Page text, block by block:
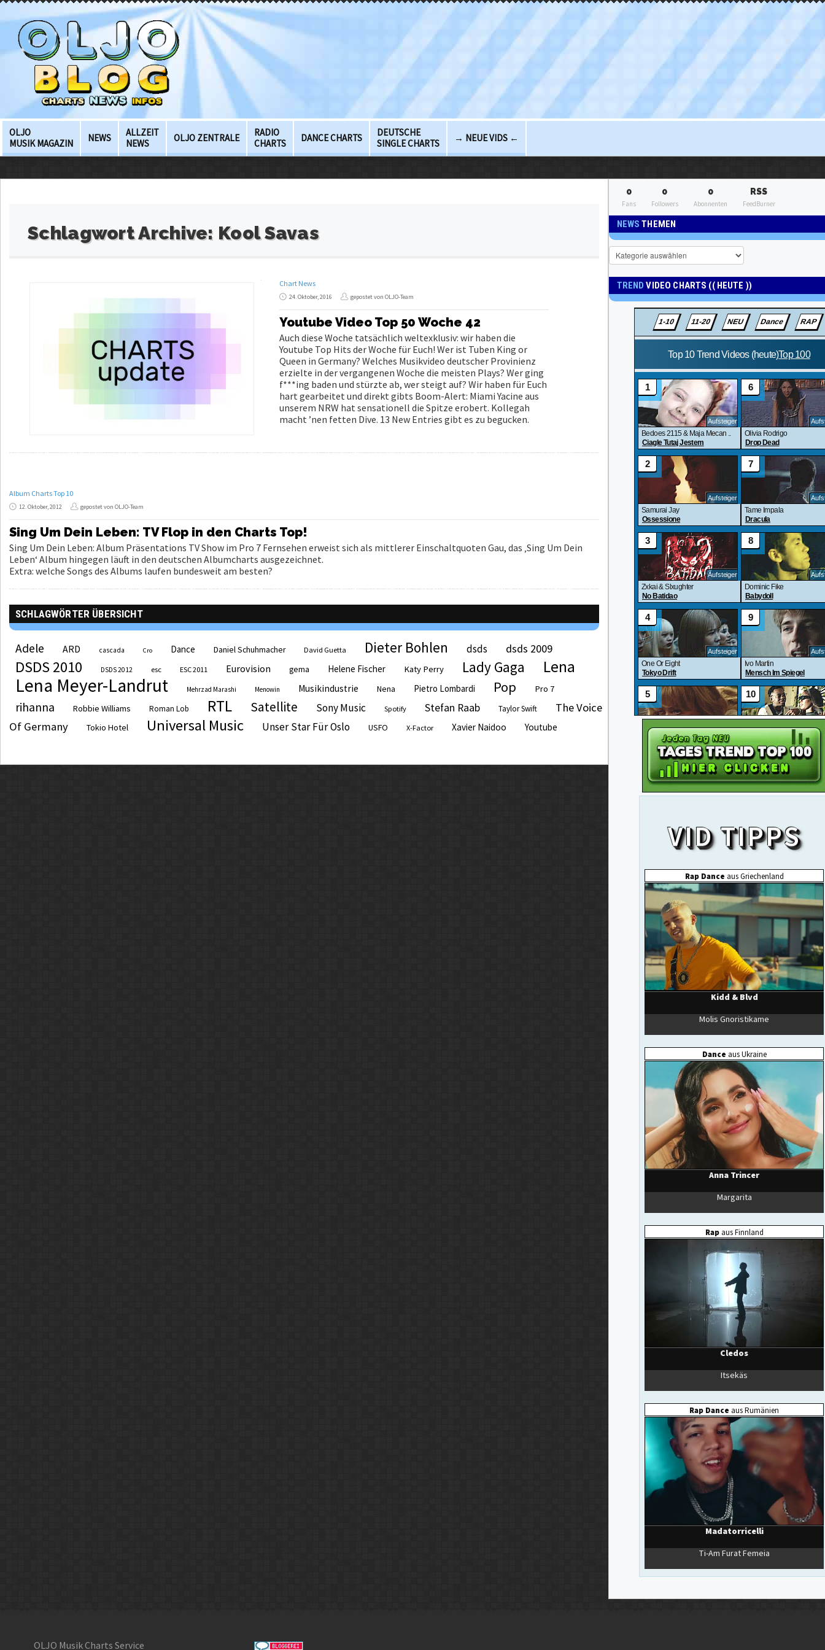
OLJO
MUSIK MAGAZIN
NEWS
ALLZEIT
NEWS
OLJO ZENTRALE
RADIO
CHARTS
DANCE CHARTS
DEUTSCHE
SINGLE CHARTS
→ NEUE VIDS ←
Schlagwort Archive: Kool Savas
Chart News
24. Oktober, 2016 gepostet von OLJO-Team
Youtube Video Top 50 Woche 42
Auch diese Woche tatsächlich weltexklusiv: wir haben die
Youtube Top Hits der Woche für Euch! Wer ist Tuben King or
Queen in Germany? Welches Musikvideo deutscher Provinienz
erzielte in der vergangenen Woche die meisten Plays? Wer ging
f***ing baden und stürzte ab, wer steigt auf? Wir haben für Euch
hart gearbeitet und direkt gibts Boom-Alert: Miami Yacine aus
unserem NRW hat sensationell die Spitze erobert. Kollegah
macht ’nen fetten Dive. 13 New Entries gibt es zu begucken.
Album Charts Top 10
12. Oktober, 2012 gepostet von OLJO-Team
Sing Um Dein Leben: TV Flop in den Charts Top!
Sing Um Dein Leben: Album Präsentations TV Show im Pro 7 Fernsehen erweist sich als mittlerer Einschaltquoten Gau, das ‚Sing Um Dein
Leben‘ Album hingegen läuft in den deutschen Albumcharts ausgezeichnet.
Extra: welche Songs des Albums laufen bundesweit am besten?
SCHLAGWÖRTER ÜBERSICHT
Adele ARD cascada Cro Dance Daniel Schuhmacher David Guetta Dieter Bohlen dsds dsds 2009
DSDS 2010 DSDS 2012 esc ESC 2011 Eurovision gema Helene Fischer Katy Perry Lady Gaga Lena
Lena Meyer-Landrut Mehrzad Marashi Menowin Musikindustrie Nena Pietro Lombardi Pop Pro 7
rihanna Robbie Williams Roman Lob RTL Satellite Sony Music Spotify Stefan Raab Taylor Swift
The Voice
Of Germany
Tokio Hotel Universal Music Unser Star Für Oslo USFO X-Factor Xavier Naidoo Youtube
0
Fans
0
Followers
0
Abonnenten
RSS
FeedBurner
NEWSTHEMEN
News
Themen
TRENDVIDEO CHARTS (( HEUTE ))
OLJO Musik Charts Service